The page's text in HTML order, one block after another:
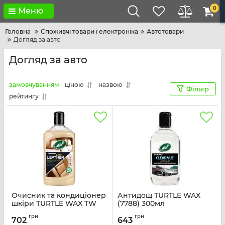
Меню 0
Головна Споживчі товари і електроніка
Автотовари
Догляд за авто
Догляд за авто
замовчуванням ціною
назвою
рейтингу
Фільтр
Очисник та кондиціонер
шкіри TURTLE WAX TW
Артикул:
702 грн
Антидощ TURTLE WAX
(7788) 300мл
643 грн